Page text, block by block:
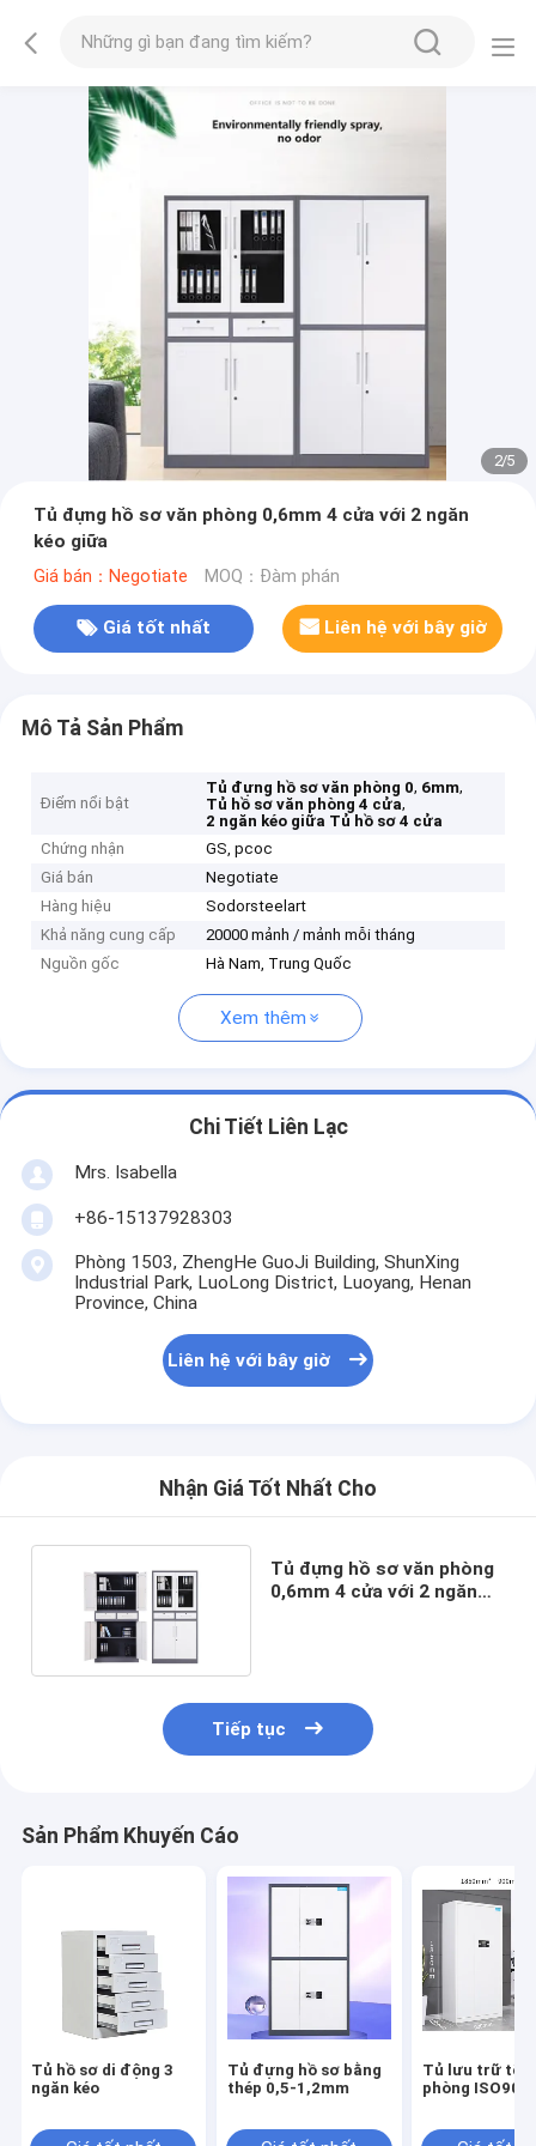
2/5
Tủ đựng hồ sơ văn phòng 0,6mm 4 cửa với 2 ngăn
kéo giữa
Giá bán：Negotiate MOQ：Đàm phán
Giá tốt nhất Liên hệ với bây giờ
Mô Tả Sản Phẩm
Điểm nổi bật
Tủ đựng hồ sơ văn phòng 0, 6mm,
Tủ hồ sơ văn phòng 4 cửa,
2 ngăn kéo giữa Tủ hồ sơ 4 cửa
Chứng nhận
GS, pcoc
Giá bán
Negotiate
Hàng hiệu
Sodorsteelart
Khả năng cung cấp
20000 mảnh / mảnh mỗi tháng
Nguồn gốc
Hà Nam, Trung Quốc
Xem thêm
Chi Tiết Liên Lạc
Mrs. Isabella
+86-15137928303
Phòng 1503, ZhengHe GuoJi Building, ShunXing
Industrial Park, LuoLong District, Luoyang, Henan
Province, China
Liên hệ với bây giờ
Nhận Giá Tốt Nhất Cho
Tủ đựng hồ sơ văn phòng
0,6mm 4 cửa với 2 ngăn
Tiếp tục
Sản Phẩm Khuyến Cáo
Tủ hồ sơ di động 3
ngăn kéo
Tủ đựng hồ sơ bằng
thép 0,5-1,2mm
Tủ lưu trữ tệp
phòng